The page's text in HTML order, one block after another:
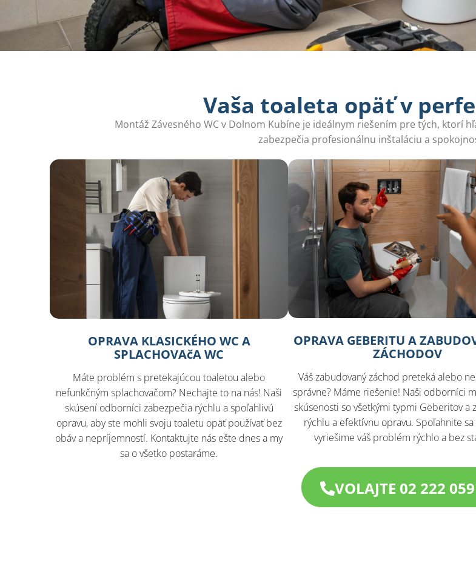
Vaša toaleta opäť v
Montáž Závesného WC v Dolnom Kubíne je ideálnym riešením pre tých, ktorí
zabezpečia profesionálnu inštaláciu a
OPRAVA KLASICKÉHO WC A
SPLACHOVAčA WC
Máte problém s pretekajúcou toaletou alebo
nefunkčným splachovačom? Nechajte to na nás! Naši
skúsení odborníci zabezpečia rýchlu a spoľahlivú
opravu, aby ste mohli svoju toaletu opäť používať bez
obáv a nepríjemností. Kontaktujte nás ešte dnes a my
sa o všetko postaráme.
OPRAVA GEBERITU A
ZÁCHODOV
Váš zabudovaný záchod preteká alebo
správne? Máme riešenie! Naši odborníci
skúsenosti so všetkými typmi Geberitov a
rýchlu a efektívnu opravu. Spoľahnite sa
vyriešime váš problém rýchlo a bez
VOLAJTE 02 222